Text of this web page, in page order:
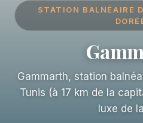
STATION BALNÉAIRE
Gammarth, station
Tunis (à 17 km de la
luxe de